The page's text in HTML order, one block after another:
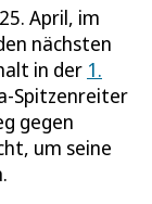
April, im
nächsten
in der 1.
Spitzenreiter
gegen
um seine